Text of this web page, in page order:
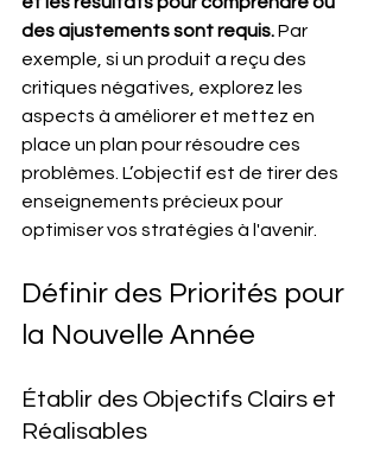
des ajustements sont requis. Par
exemple, si un produit a reçu des
critiques négatives, explorez les
aspects à améliorer et mettez en
place un plan pour résoudre ces
problèmes. L’objectif est de tirer des
enseignements précieux pour
optimiser vos stratégies à l'avenir.
Définir des Priorités pour
la Nouvelle Année
Établir des Objectifs Clairs et
Réalisables